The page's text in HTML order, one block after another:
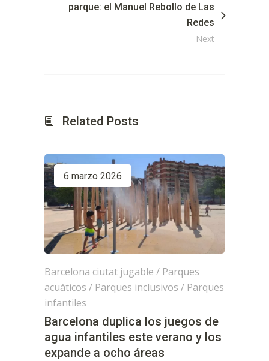
parque: el Manuel Rebollo de Las
Redes
Next
Related Posts
6 marzo 2026
Barcelona ciutat jugable / Parques
acuáticos / Parques inclusivos / Parques
infantiles
Barcelona duplica los juegos de
agua infantiles este verano y los
expande a ocho áreas